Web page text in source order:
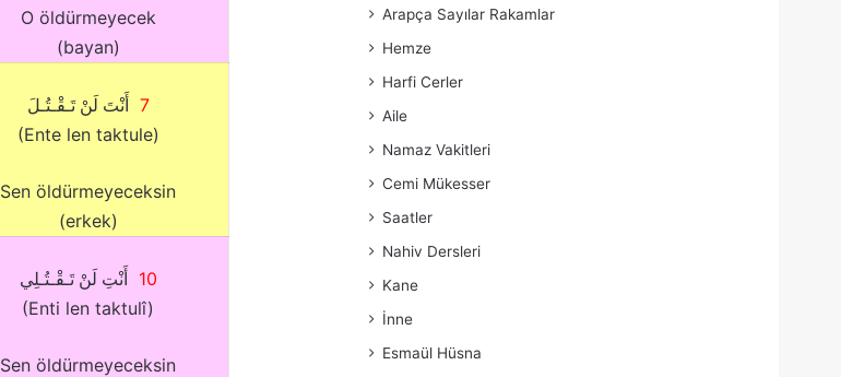
O öldürmeyecek
(bayan)
أَنْتَ لَنْ تَـقْـتُـلَ
7
(Ente len taktule)
Sen öldürmeyeceksin
(erkek)
أَنْتِ لَنْ تَـقْـتُـلِي
10
(Enti len taktulî)
Sen öldürmeyeceksin
Arapça Sayılar Rakamlar
Hemze
Harfi Cerler
Aile
Namaz Vakitleri
Cemi Mükesser
Saatler
Nahiv Dersleri
Kane
İnne
Esmaül Hüsna